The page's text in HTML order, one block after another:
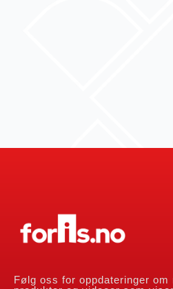
Følg oss for oppdateringer om